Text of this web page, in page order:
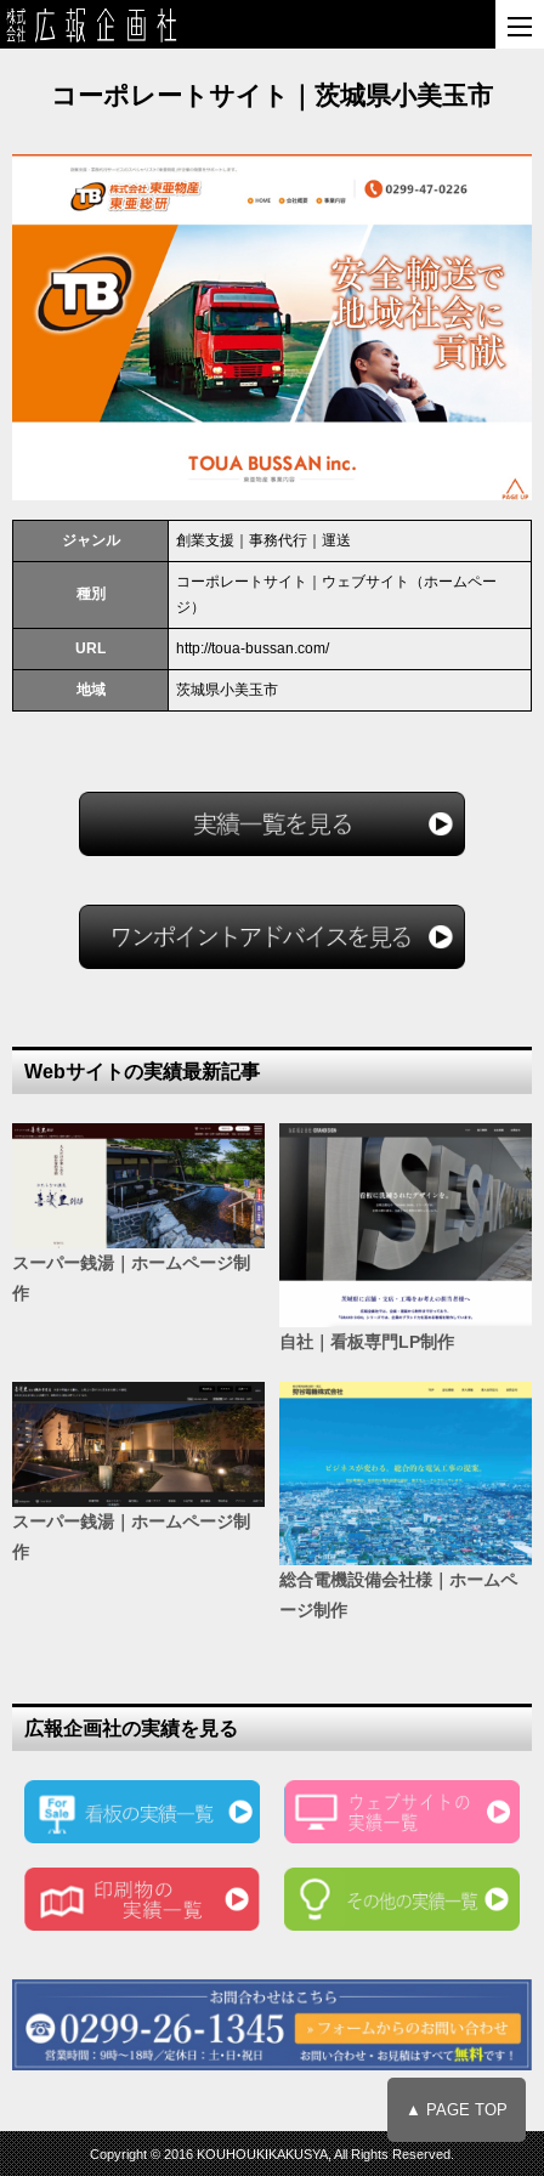
コーポレートサイト｜茨城県小美玉市
ジャンル 創業支援｜事務代行｜運送
種別
コーポレートサイト｜ウェブサイト（ホームペー
ジ）
URL http://toua-bussan.com/
地域 茨城県小美玉市
Webサイトの実績最新記事
スーパー銭湯｜ホームページ制
作
自社｜看板専門LP制作
スーパー銭湯｜ホームページ制
作
総合電機設備会社様｜ホームペ
ージ制作
広報企画社の実績を見る
▲ PAGE TOP
Copyright © 2016 KOUHOUKIKAKUSYA, All Rights Reserved.